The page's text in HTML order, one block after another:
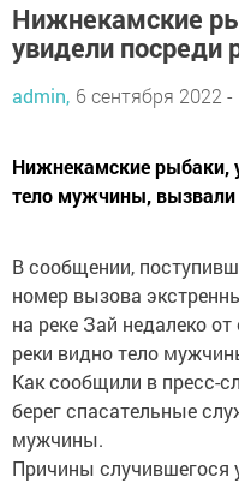
Нижнекамские
увидели
admin, 6 сентября 2022 -
Нижнекамские рыбаки,
тело мужчины, вызвали
В сообщении,
номер вызова
на реке Зай недалеко
реки видно тело
Как сообщили в пресс-
берег спасательные
мужчины.
Причины случившегося